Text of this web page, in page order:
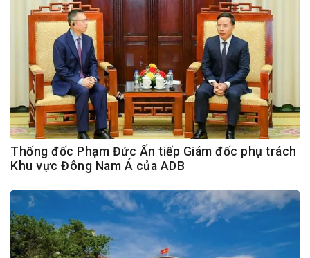
Thống đốc Phạm Đức Ấn tiếp Giám đốc phụ trách
Khu vực Đông Nam Á của ADB